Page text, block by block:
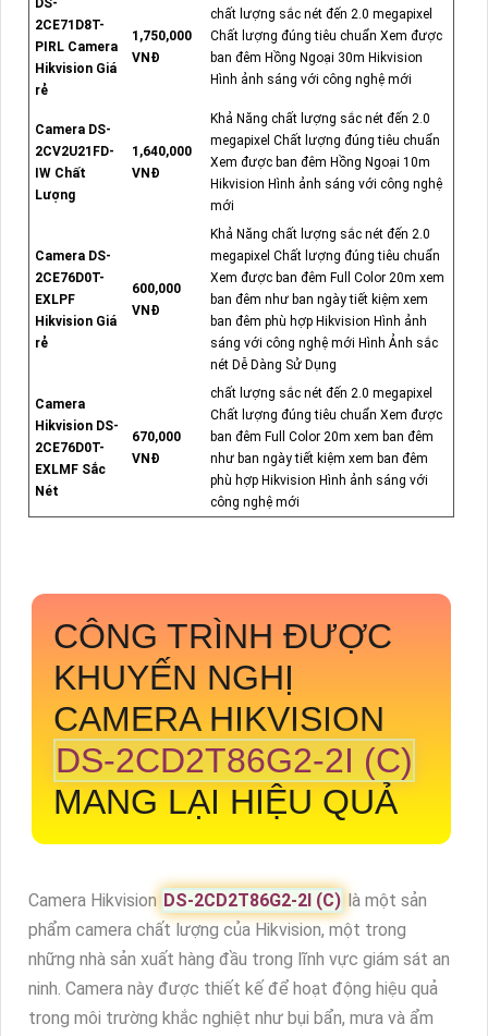
DS-
2CE71D8T-
PIRL Camera
Hikvision Giá
rẻ
1,750,000
VNĐ
chất lượng sắc nét đến 2.0 megapixel
Chất lượng đúng tiêu chuẩn Xem được
ban đêm Hồng Ngoại 30m Hikvision
Hình ảnh sáng với công nghệ mới
Camera DS-
2CV2U21FD-
IW Chất
Lượng
1,640,000
VNĐ
Khả Năng chất lượng sắc nét đến 2.0
megapixel Chất lượng đúng tiêu chuẩn
Xem được ban đêm Hồng Ngoại 10m
Hikvision Hình ảnh sáng với công nghệ
mới
Camera DS-
2CE76D0T-
EXLPF
Hikvision Giá
rẻ
600,000
VNĐ
Khả Năng chất lượng sắc nét đến 2.0
megapixel Chất lượng đúng tiêu chuẩn
Xem được ban đêm Full Color 20m xem
ban đêm như ban ngày tiết kiệm xem
ban đêm phù hợp Hikvision Hình ảnh
sáng với công nghệ mới Hình Ảnh sắc
nét Dễ Dàng Sử Dụng
Camera
Hikvision DS-
2CE76D0T-
EXLMF Sắc
Nét
670,000
VNĐ
chất lượng sắc nét đến 2.0 megapixel
Chất lượng đúng tiêu chuẩn Xem được
ban đêm Full Color 20m xem ban đêm
như ban ngày tiết kiệm xem ban đêm
phù hợp Hikvision Hình ảnh sáng với
công nghệ mới
CÔNG TRÌNH ĐƯỢC
KHUYẾN NGHỊ
CAMERA HIKVISION
DS-2CD2T86G2-2I (C)
MANG LẠI HIỆU QUẢ
Camera Hikvision DS-2CD2T86G2-2I (C) là một sản
phẩm camera chất lượng của Hikvision, một trong
những nhà sản xuất hàng đầu trong lĩnh vực giám sát an
ninh. Camera này được thiết kế để hoạt động hiệu quả
trong môi trường khắc nghiệt như bụi bẩn, mưa và ẩm